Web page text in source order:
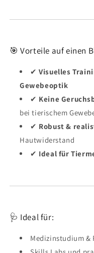
🎯 Vorteile auf einen
✔Visuelles
Gewebeoptik
✔ Keine
bei tierischem
✔ Robust &
Hautwiderstand
✔ Ideal für
🩺 Ideal für:
Medizinstudium &